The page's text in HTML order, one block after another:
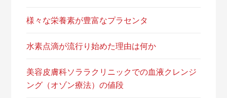
様々な栄養素が豊富なプラセンタ
水素点滴が流行り始めた理由は何か
美容皮膚科ソララクリニックでの血液クレンジ
ング（オゾン療法）の値段